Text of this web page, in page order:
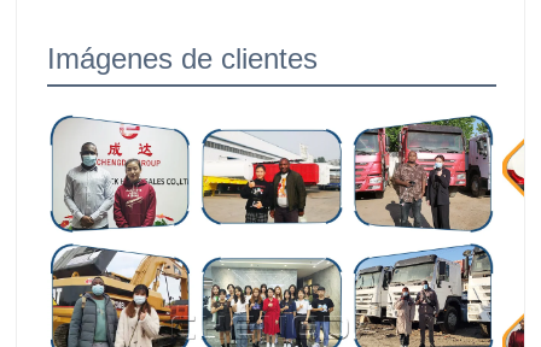
Imágenes de clientes